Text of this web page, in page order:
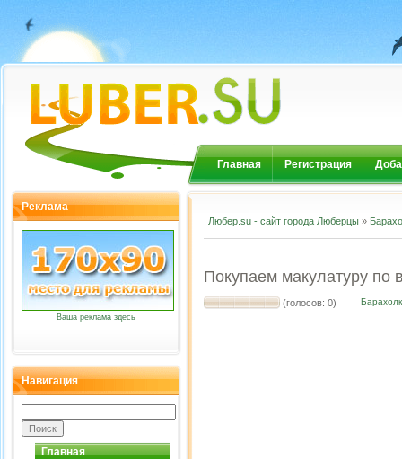
Главная Регистрация
Реклама
Ваша реклама здесь
Навигация
Главная
Любер.su - сайт города Люберцы »
Покупаем макулатуру по
(голосов: 0)